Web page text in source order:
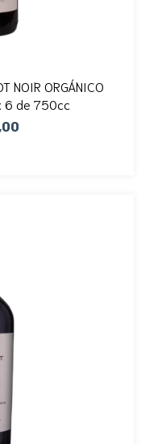
NOIR ORGÁNICO
6 de 750cc